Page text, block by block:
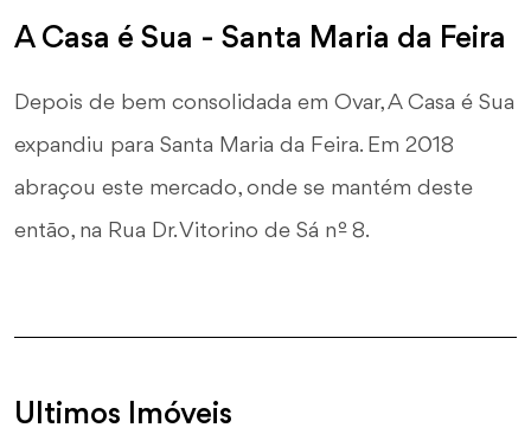
A Casa é Sua - Santa Maria da Feira
Depois de bem consolidada em Ovar, A Casa é Sua
expandiu para Santa Maria da Feira. Em 2018
abraçou este mercado, onde se mantém deste
então, na Rua Dr. Vitorino de Sá nº 8.
Ultimos Imóveis